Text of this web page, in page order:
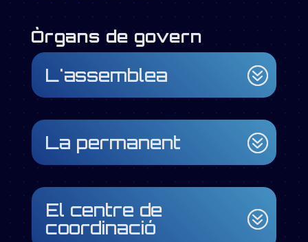
Òrgans de govern
L'assemblea
La permanent
El centre de
coordinació